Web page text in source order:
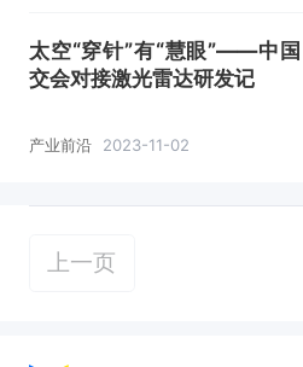
太空“穿针”有“慧眼”——中国
交会对接激光雷达研发记
产业前沿 2023-11-02
上一页